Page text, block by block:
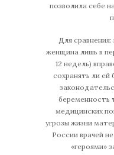
позволила себе
Для
женщина лишь в
12 недель)
сохранять ли
беременность
медицинских
угрозы жизни
России врачей
«героями»